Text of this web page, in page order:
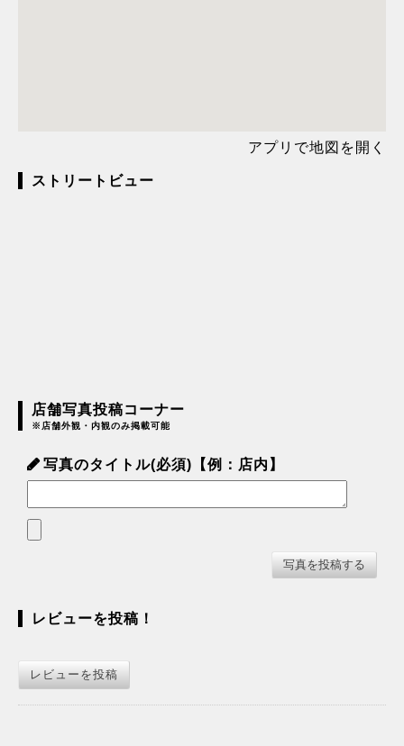
アプリで地図を開く
ストリートビュー
店舗写真投稿コーナー
※店舗外観・内観のみ掲載可能
写真のタイトル(必須)【例：店内】
レビューを投稿！
レビューを投稿